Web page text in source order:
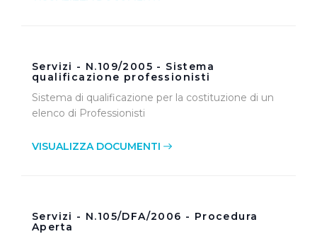
Servizi - N.109/2005 - Sistema
qualificazione professionisti
Sistema di qualificazione per la costituzione di un
elenco di Professionisti
VISUALIZZA DOCUMENTI
Servizi - N.105/DFA/2006 - Procedura
Aperta